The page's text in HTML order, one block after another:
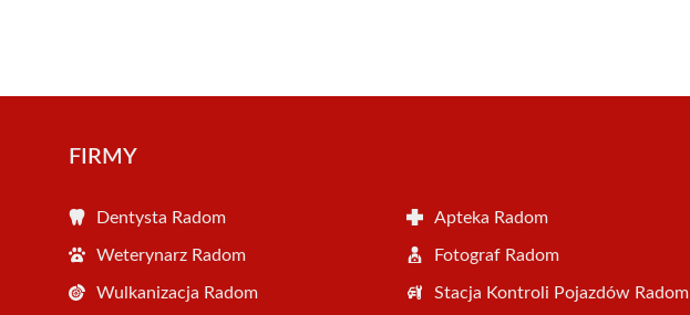
FIRMY
Dentysta Radom Apteka Radom
Weterynarz Radom Fotograf Radom
Wulkanizacja Radom Stacja Kontroli Pojazdów Radom